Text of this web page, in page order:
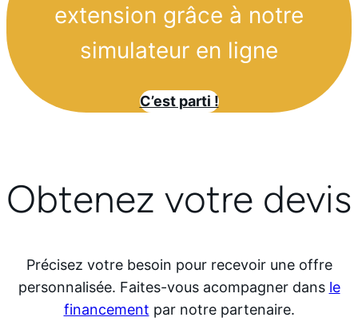
extension grâce à notre
simulateur en ligne
C’est parti !
Obtenez votre devis
Précisez votre besoin pour recevoir une offre
personnalisée. Faites-vous acompagner dans le
financement par notre partenaire.